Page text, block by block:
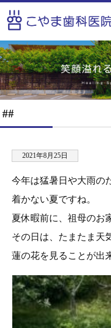
##
2021年8月25日
今年は猛暑日や大雨の
着かない夏ですね。
夏休暇前に、祖母のお
その日は、たまたま天
蓮の花を見ることが出